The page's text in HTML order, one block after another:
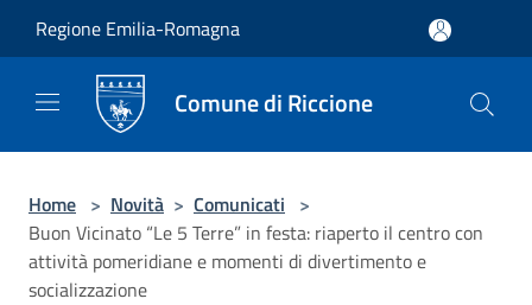
Regione Emilia-Romagna
Comune di Riccione
Home > Novità > Comunicati >
Buon Vicinato “Le 5 Terre” in festa: riaperto il centro con
attività pomeridiane e momenti di divertimento e
socializzazione